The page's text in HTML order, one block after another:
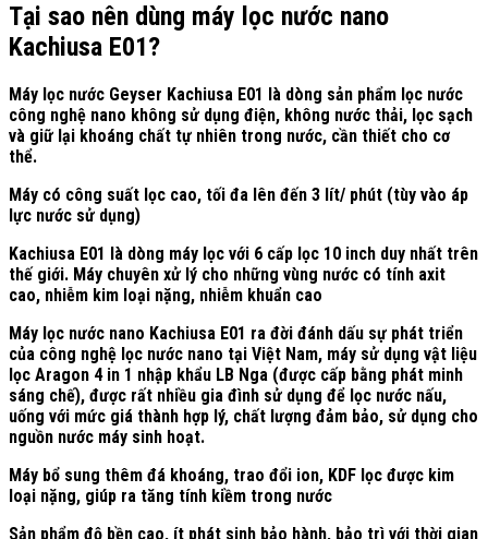
Tại sao nên dùng máy lọc nước nano
Kachiusa E01?
Máy lọc nước Geyser Kachiusa E01 là dòng sản phẩm lọc nước
công nghệ nano không sử dụng điện, không nước thải, lọc sạch
và giữ lại khoáng chất tự nhiên trong nước, cần thiết cho cơ
thể.
Máy có công suất lọc cao, tối đa lên đến 3 lít/ phút (tùy vào áp
lực nước sử dụng)
Kachiusa E01 là dòng máy lọc với 6 cấp lọc 10 inch duy nhất trên
thế giới. Máy chuyên xử lý cho những vùng nước có tính axit
cao, nhiễm kim loại nặng, nhiễm khuẩn cao
Máy lọc nước nano Kachiusa E01 ra đời đánh dấu sự phát triển
của công nghệ lọc nước nano tại Việt Nam, máy sử dụng vật liệu
lọc Aragon 4 in 1 nhập khẩu LB Nga (được cấp bằng phát minh
sáng chế), được rất nhiều gia đình sử dụng để lọc nước nấu,
uống với mức giá thành hợp lý, chất lượng đảm bảo, sử dụng cho
nguồn nước máy sinh hoạt.
Máy bổ sung thêm đá khoáng, trao đổi ion, KDF lọc được kim
loại nặng, giúp ra tăng tính kiềm trong nước
Sản phẩm độ bền cao, ít phát sinh bảo hành, bảo trì với thời gian